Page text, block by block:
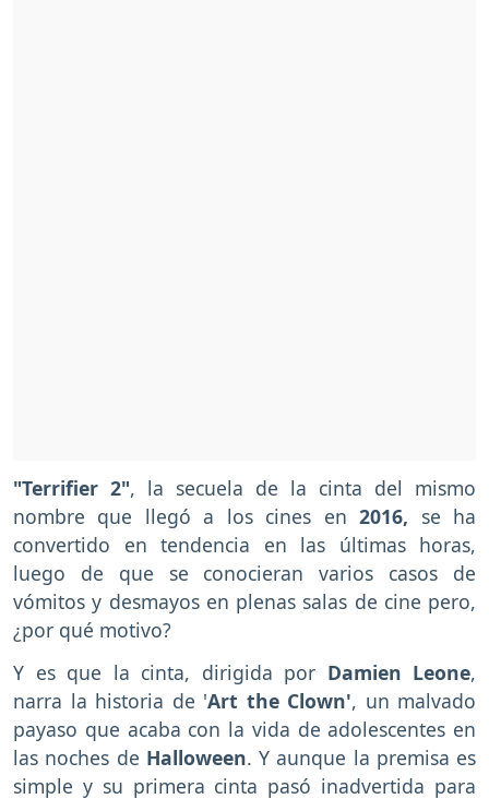
"Terrifier 2", la secuela de la cinta del mismo
nombre que llegó a los cines en2016, se ha
convertido en tendencia en las últimas horas,
luego de que se conocieran varios casos de
vómitos y desmayos en plenas salas de cine pero,
¿por qué motivo?
Y es que la cinta, dirigida por Damien Leone,
narra la historia de 'Art the Clown', un malvado
payaso que acaba con la vida de adolescentes en
las noches de Halloween. Y aunque la premisa es
simple y su primera cinta pasó inadvertida para